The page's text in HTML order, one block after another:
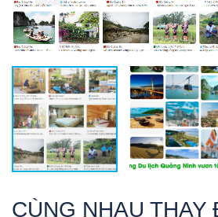
CÙNG NHAU THAY